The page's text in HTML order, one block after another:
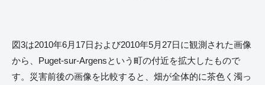
図3は2010年6月17日および2010年5月27日に観測された画像
から、Puget-sur-Argensという町の付近を拡大したもので
す。災害前後の画像を比較すると、畑が全体的に茶色く濁っ